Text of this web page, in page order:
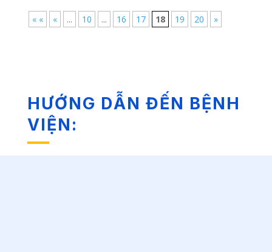
« « « ... 10 ... 16 17 18 19 20 »
HƯỚNG DẪN ĐẾN BỆNH
VIỆN: